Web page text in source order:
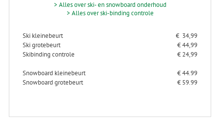
> Alles over ski- en snowboard onderhoud
> Alles over ski-binding controle
Ski kleinebeurt
€ 34,99
Ski grotebeurt
€ 44,99
Skibinding controle
€ 24,99
Snowboard kleinebeurt
€ 44.99
Snowboard grotebeurt
€ 59.99